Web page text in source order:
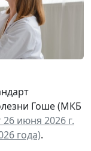
Гоше (МКБ
июня 2026 г.
года).